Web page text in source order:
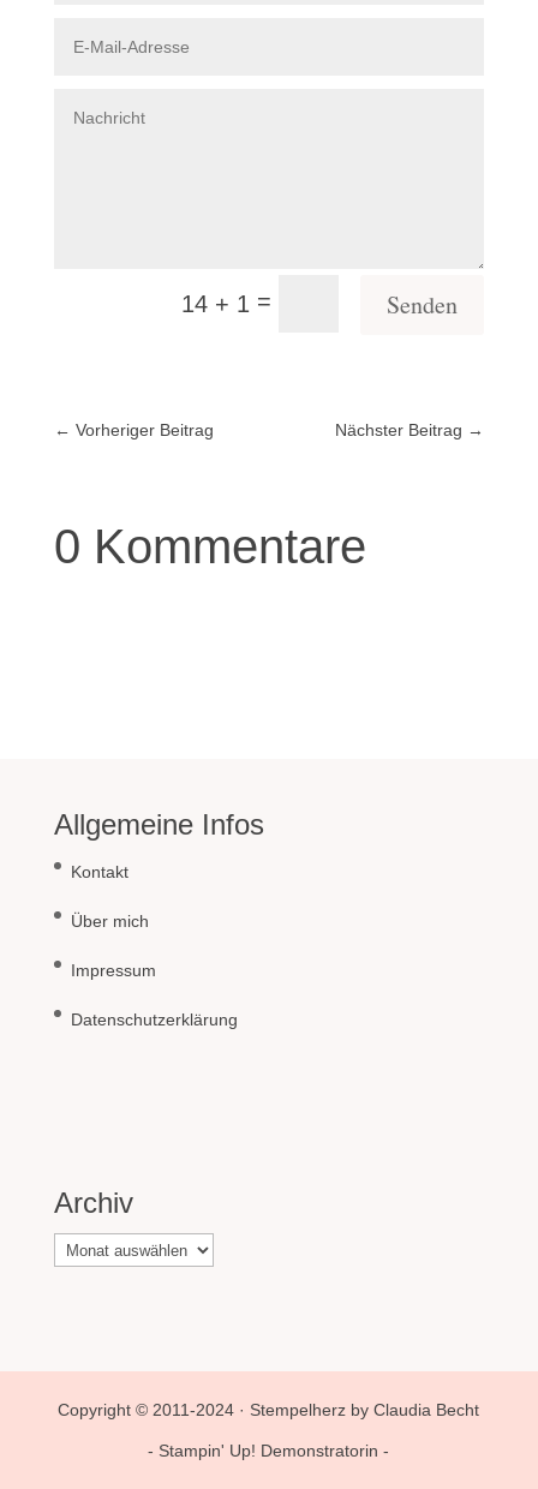
14 + 1 = Senden
← Vorheriger Beitrag Nächster Beitrag →
0 Kommentare
Allgemeine Infos
Kontakt
Über mich
Impressum
Datenschutzerklärung
Archiv
Archiv
Copyright © 2011-2024 · Stempelherz by Claudia Becht
- Stampin' Up! Demonstratorin -